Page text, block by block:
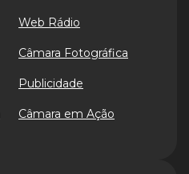
Web Rádio
Câmara Fotográfica
Publicidade
Câmara em Ação